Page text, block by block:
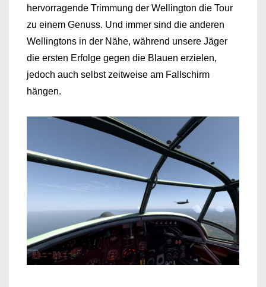
hervorragende Trimmung der Wellington die Tour
zu einem Genuss. Und immer sind die anderen
Wellingtons in der Nähe, während unsere Jäger
die ersten Erfolge gegen die Blauen erzielen,
jedoch auch selbst zeitweise am Fallschirm
hängen.